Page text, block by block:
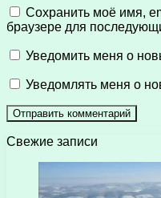
Сохранить моё имя,
браузере для
Уведомить меня о
Уведомлять меня о
Свежие записи